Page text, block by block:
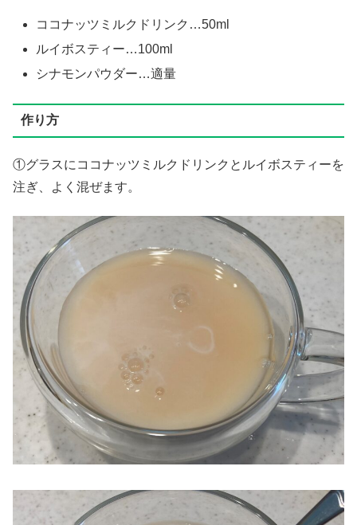
ココナッツミルクドリンク…50ml
ルイボスティー…100ml
シナモンパウダー…適量
作り方
①グラスにココナッツミルクドリンクとルイボスティーを
注ぎ、よく混ぜます。